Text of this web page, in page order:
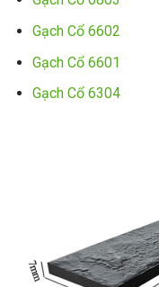
Gạch Cổ 6602
Gạch Cổ 6601
Gạch Cổ 6304